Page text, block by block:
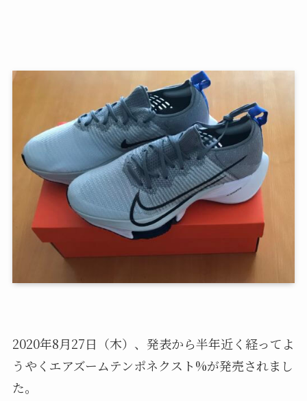
2020年8月27日（木）、発表から半年近く経ってよ
うやくエアズームテンポネクスト%が発売されまし
た。